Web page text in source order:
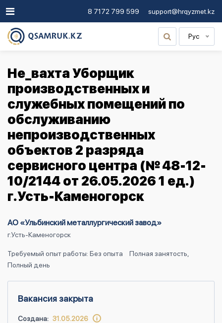
8 7172 799 599 support@hrqyzmet.kz
Рус
Не_вахта Уборщик
производственных и
служебных помещений по
обслуживанию
непроизводственных
объектов 2 разряда
сервисного центра (№ 48-12-
10/2144 от 26.05.2026 1 ед.)
г.Усть-Каменогорск
АО «Ульбинский металлургический завод»
г.Усть-Каменогорск
Требуемый опыт работы: Без опыта
Полная занятость,
Полный день
Вакансия закрыта
Создана: 31.05.2026